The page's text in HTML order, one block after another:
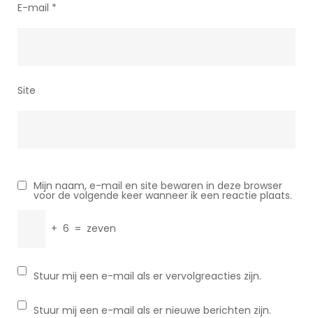
E-mail *
Site
Mijn naam, e-mail en site bewaren in deze browser
voor de volgende keer wanneer ik een reactie plaats.
+ 6 = zeven
Stuur mij een e-mail als er vervolgreacties zijn.
Stuur mij een e-mail als er nieuwe berichten zijn.